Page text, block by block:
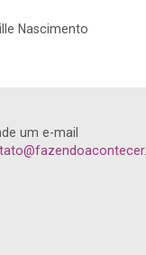
Nascimento
um e-mail